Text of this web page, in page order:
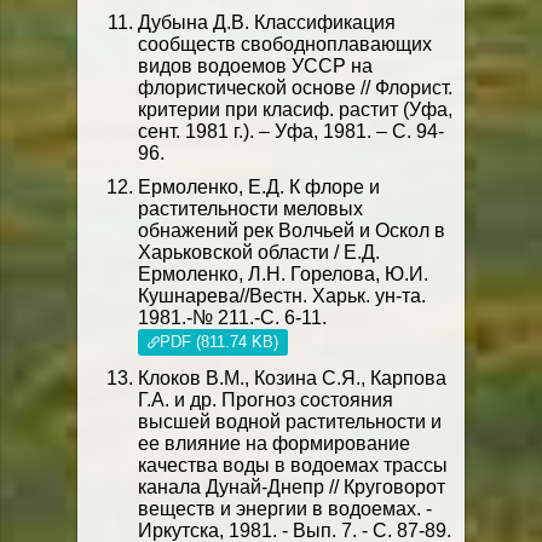
Дубына Д.В. Классификация
сообществ свободноплавающих
видов водоемов УССР на
флористической основе // Флорист.
критерии при класиф. растит (Уфа,
сент. 1981 г.). – Уфа, 1981. – С. 94-
96.
Ермоленко, Е.Д. К флоре и
растительности меловых
обнажений рек Волчьей и Оскол в
Харьковской области / Е.Д.
Ермоленко, Л.Н. Горелова, Ю.И.
Кушнарева//Вестн. Харьк. ун-та.
1981.-№ 211.-С. 6-11.
PDF (811.74 KB)
Клоков В.М., Козина С.Я., Карпова
Г.А. и др. Прогноз состояния
высшей водной растительности и
ее влияние на формирование
качества воды в водоемах трассы
канала Дунай-Днепр // Круговорот
веществ и энергии в водоемах. -
Иркутска, 1981. - Вып. 7. - С. 87-89.